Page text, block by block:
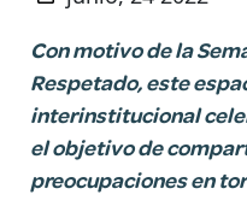
Con motivo de la
Respetado, este
interinstitucional
el objetivo de
preocupaciones en